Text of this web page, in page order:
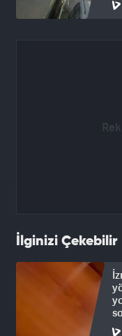
İlginizi Çekebilir